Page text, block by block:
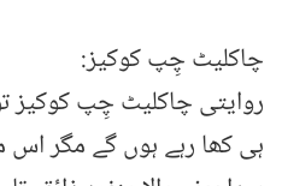
چاکلیٹ چِپ کوکیز:
روایتی چاکلیٹ چِپ کوکیز
ہی کھا رہے ہوں گے مگر